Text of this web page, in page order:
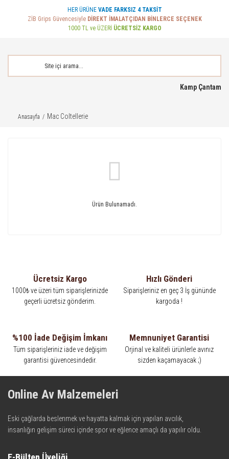
HER ÜRÜNE VADE FARKSIZ 4 TAKSİT
ZİB Grips Güvencesiyle DİREKT İMALATÇIDAN BİNLERCE SEÇENEK
1000 TL ve ÜZERİ ÜCRETSİZ KARGO
Kamp Çantam
Anasayfa Mac Coltellerie
Ürün Bulunamadı.
Ücretsiz Kargo
1000₺ ve üzeri tüm siparişlerinizde
geçerli ücretsiz gönderim.
Hızlı Gönderi
Siparişleriniz en geç 3 İş gününde
kargoda !
%100 İade Değişim İmkanı
Tüm siparişleriniz iade ve değişim
garantisi güvencesindedir.
Memnuniyet Garantisi
Orjinal ve kaliteli ürünlerle avınız
sizden kaçamayacak ;)
Online Av Malzemeleri
Eski çağlarda beslenmek ve hayatta kalmak için yapılan avcılık,
insanlığın gelişim süreci içinde spor ve eğlence amaçlı da yapılır oldu.
teknolojinin dokunuşuyla av malzemelerinde en iyisini meydana